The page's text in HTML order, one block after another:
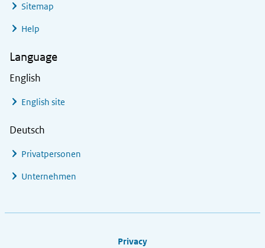
Sitemap
Help
Language
English
English site
Deutsch
Privatpersonen
Unternehmen
Privacy